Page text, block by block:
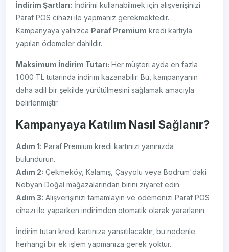
İndirim Şartları: İndirimi kullanabilmek için alışverişinizi
Paraf POS cihazı ile yapmanız gerekmektedir.
Kampanyaya yalnızca Paraf Premium kredi kartıyla
yapılan ödemeler dahildir.
Maksimum İndirim Tutarı: Her müşteri ayda en fazla
1.000 TL tutarında indirim kazanabilir. Bu, kampanyanın
daha adil bir şekilde yürütülmesini sağlamak amacıyla
belirlenmiştir.
Kampanyaya Katılım Nasıl Sağlanır?
Adım 1: Paraf Premium kredi kartınızı yanınızda
bulundurun.
Adım 2: Çekmeköy, Kalamış, Çayyolu veya Bodrum'daki
Nebyan Doğal mağazalarından birini ziyaret edin.
Adım 3: Alışverişinizi tamamlayın ve ödemenizi Paraf POS
cihazı ile yaparken indirimden otomatik olarak yararlanın.
İndirim tutarı kredi kartınıza yansıtılacaktır, bu nedenle
herhangi bir ek işlem yapmanıza gerek yoktur.